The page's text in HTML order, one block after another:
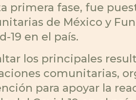
primera fase, fue
de México y
19 en el país.
los principales
comunitarias,
para apoyar la